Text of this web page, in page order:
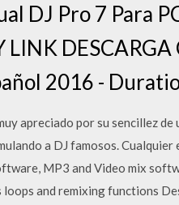
DJ Pro 7 Para
2016 -
apreciado por su sencillez
a DJ famosos. Cualquier
MP3 and Video mix
and remixing functions